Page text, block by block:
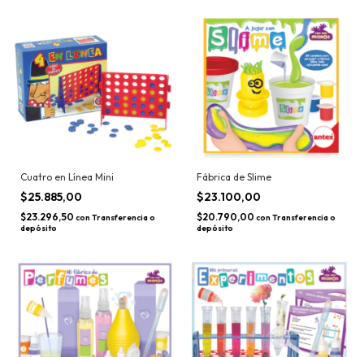
Cuatro en Línea Mini
$25.885,00
$23.296,50 con Transferencia o
depósito
Fábrica de Slime
$23.100,00
$20.790,00 con Transferencia o
depósito